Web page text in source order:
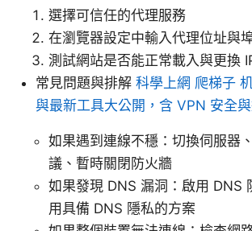
選擇可信任的代理服務
在瀏覽器設定中輸入代理位址與
測試網站是否能正常載入與更換
常見問題與排解 科學上網 爬梯子
與最新工具大公開，含 VPN 安全
如果遇到連線不穩：切換伺服器
議、暫時關閉防火牆
如果發現 DNS 漏洞：啟用 DNS
用具備 DNS 隱私的方案